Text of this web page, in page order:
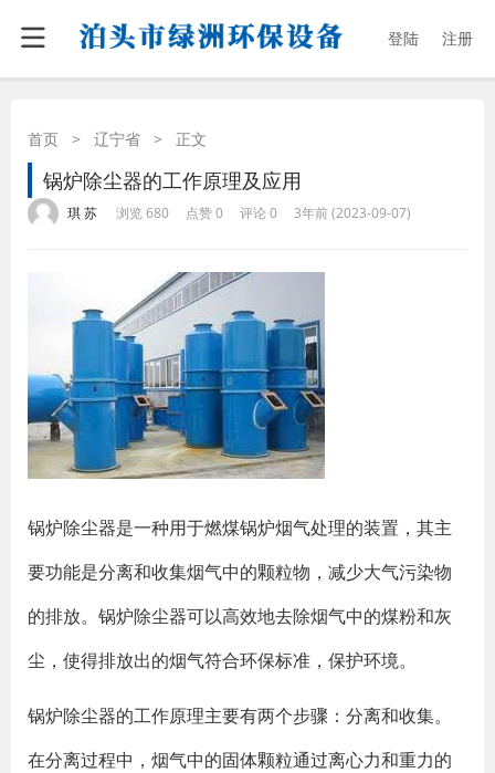
登陆 注册
首页 > 辽宁省 > 正文
锅炉除尘器的工作原理及应用
琪 苏 浏览 680 点赞 0 评论 0 3年前 (2023-09-07)
锅炉除尘器是一种用于燃煤锅炉烟气处理的装置，其主
要功能是分离和收集烟气中的颗粒物，减少大气污染物
的排放。锅炉除尘器可以高效地去除烟气中的煤粉和灰
尘，使得排放出的烟气符合环保标准，保护环境。
锅炉除尘器的工作原理主要有两个步骤：分离和收集。
在分离过程中，烟气中的固体颗粒通过离心力和重力的